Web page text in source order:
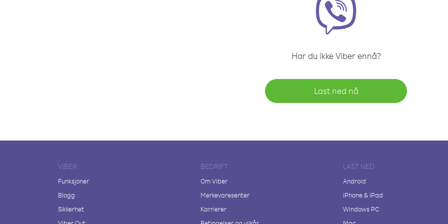
Har du ikke Viber ennå?
Last ned nå
VIBER
Funksjoner
Blogg
Sikkerhet
BEDRIFT
Om Viber
Merkevaresenter
Karrierer
LAST NED
Android
iPhone & iPad
Windows PC